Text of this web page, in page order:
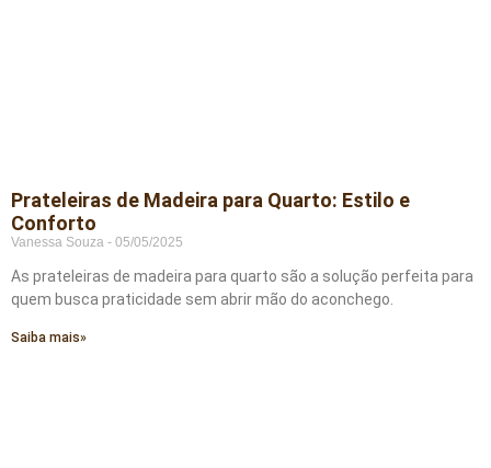
Prateleiras de Madeira para Quarto: Estilo e
Conforto
Vanessa Souza 05/05/2025
As prateleiras de madeira para quarto são a solução perfeita para
quem busca praticidade sem abrir mão do aconchego.
Saiba mais»